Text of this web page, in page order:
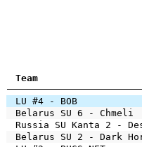
Team
LU #4 - BOB
Belarus SU 6 - Chmeli
Russia SU Kanta 2 -
Belarus SU 2 - Dark